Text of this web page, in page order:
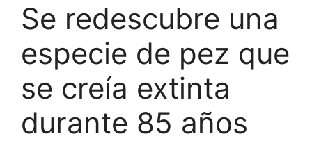
Se redescubre una
especie de pez que
se creía extinta
durante 85 años